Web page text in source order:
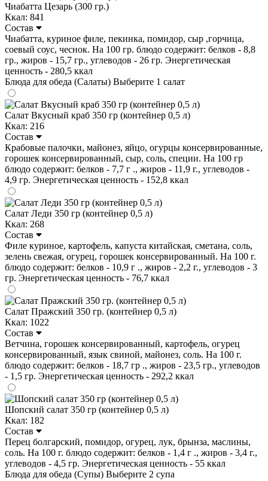
Чиабатта Цезарь (300 гр.)
Ккал: 841
Состав
Чиабатта, куриное филе, пекинка, помидор, сыр ,горчица,
соевый соус, чеснок. На 100 гр. блюдо содержит: белков - 8,8
гр., жиров - 15,7 гр., углеводов - 26 гр. Энергетическая
ценность - 280,5 ккал
Блюда для обеда (Салаты) Выберите 1 салат
Салат Вкусный краб 350 гр (контейнер 0,5 л)
Ккал: 216
Состав
Крабовые палочки, майонез, яйцо, огурцы консервированные,
горошек консервированный, сыр, соль, специи. На 100 гр
блюдо содержит: белков - 7,7 г ., жиров - 11,9 г., углеводов -
4,9 гр. Энергетическая ценность - 152,8 ккал
Салат Леди 350 гр (контейнер 0,5 л)
Ккал: 268
Состав
Филе куриное, картофель, капуста китайская, сметана, соль,
зелень свежая, огурец, горошек консервированный. На 100 г.
блюдо содержит: белков - 10,9 г ., жиров - 2,2 г., углеводов - 3
гр. Энергетическая ценность - 76,7 ккал
Салат Пражский 350 гр. (контейнер 0,5 л)
Ккал: 1022
Состав
Ветчина, горошек консервированный, картофель, огурец
консервированный, язык свиной, майонез, соль. На 100 г.
блюдо содержит: белков - 18,7 гр ., жиров - 23,5 гр., углеводов
- 1,5 гр. Энергетическая ценность - 292,2 ккал
Шопский салат 350 гр (контейнер 0,5 л)
Ккал: 182
Состав
Перец болгарский, помидор, огурец, лук, брынза, маслины,
соль. На 100 г. блюдо содержит: белков - 1,4 г ., жиров - 3,4 г.,
углеводов - 4,5 гр. Энергетическая ценность - 55 ккал
Блюда для обеда (Супы) Выберите 2 супа